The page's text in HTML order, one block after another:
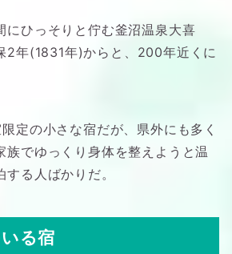
にひっそりと佇む釜沼温泉大喜
2年(1831年)からと、200年近くに
定の小さな宿だが、県外にも多く
族でゆっくり身体を整えようと温
る人ばかりだ。
る宿